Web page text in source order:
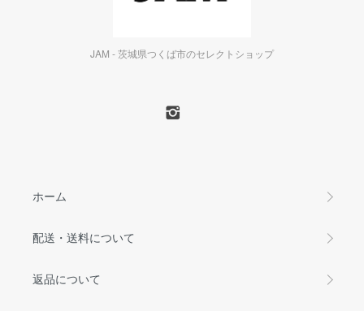
JAM - 茨城県つくば市のセレクトショップ
ホーム
配送・送料について
返品について